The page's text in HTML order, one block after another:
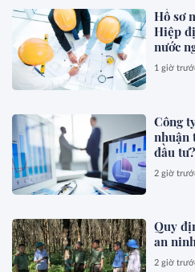
Hồ sơ
Hiệp
nước
1 giờ
Công
nhuận
đầu tư?
2 giờ
Quy
an
2 giờ